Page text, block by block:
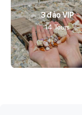
3 đảo VIP
14 Tours